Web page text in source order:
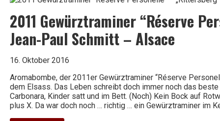
Königslay-
Terrassen
Kallfelz
2011 Gewürztraminer “Réserve
Jean-Paul Schmitt – Alsace
16. Oktober 2016
Aromabombe, der 2011er Gewürztraminer “Réserve
dem Elsass. Das Leben schreibt doch immer noch das
Carbonara, Kinder satt und im Bett. (Noch) Kein Bock auf
plus X. Da war doch noch … richtig … ein Gewürztraminer im